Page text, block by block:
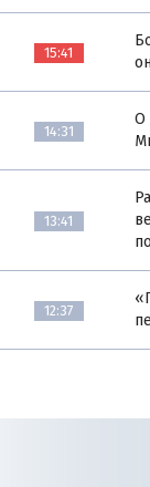
15:41
14:31
О
13:41
12:37